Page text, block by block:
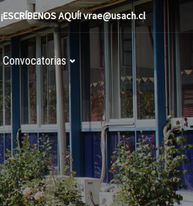
¡ESCRÍBENOS AQUÍ! vrae@usach.cl
Convocatorias